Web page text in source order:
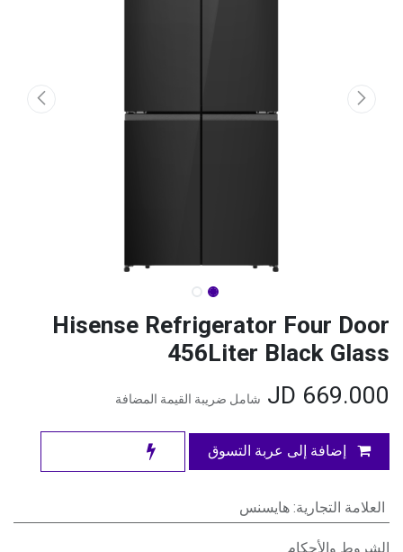
Hisense Refrigerator Four Door
456Liter Black Glass
669.000
شامل ضريبة القيمة المضافة
إضافة إلى عربة التسوق
العلامة التجارية: هايسنس
الشروط والأحكام